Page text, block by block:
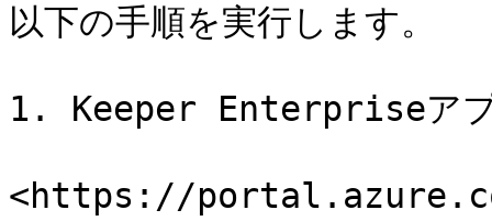
以下の手順を実行します。
1. Keeper Enterpriseアプ
<https://